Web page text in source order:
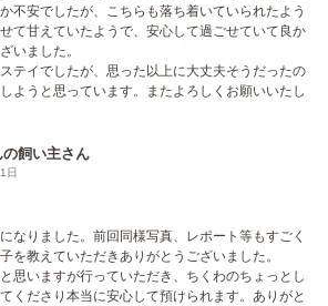
不安でしたが、こちらも落ち着いていられたよう
て甘えていたようで、安心して過ごせていて良か
いました。
テイでしたが、思った以上に大丈夫そうだったの
ようと思っています。またよろしくお願いいたし
飼い主さん
日
なりました。前回同様写真、レポート等もすごく
を教えていただきありがとうございました。
思いますが行っていただき、ちくわのちょっとし
くださり本当に安心して預けられます。ありがと